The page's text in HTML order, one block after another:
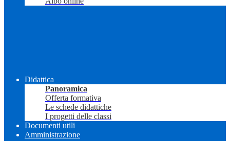
Didattica
Panoramica
Offerta formativa
Le schede didattiche
I progetti delle classi
Documenti utili
Amministrazione